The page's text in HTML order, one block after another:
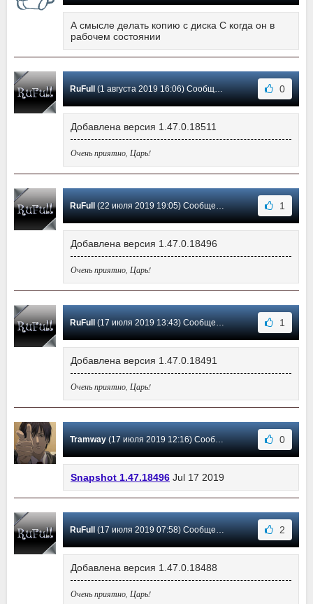
А смысле делать копию с диска С когда он в
рабочем состоянии
RuFull (1 августа 2019 16:06) Сообщение #263 0
Добавлена версия 1.47.0.18511
Очень приятно, Царь!
RuFull (22 июля 2019 19:05) Сообщение #262 1
Добавлена версия 1.47.0.18496
Очень приятно, Царь!
RuFull (17 июля 2019 13:43) Сообщение #261 1
Добавлена версия 1.47.0.18491
Очень приятно, Царь!
Tramway(17 июля 2019 12:16) Сообщение #260 0
Snapshot 1.47.18496 Jul 17 2019
RuFull (17 июля 2019 07:58) Сообщение #259 2
Добавлена версия 1.47.0.18488
Очень приятно, Царь!